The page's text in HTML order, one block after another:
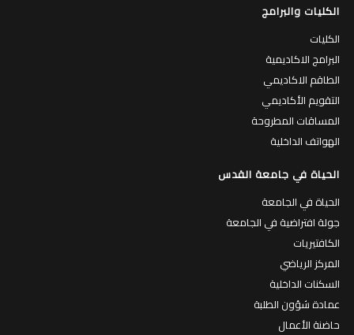
الكليات والبرامج
الكليات
البرامج الاكاديمية
الطاقم الاكاديمي
التقويم الأكاديمي
المساقات المطروحة
الهواتف الداخلية
الحياة في جامعة القدس
الحياة في الجامعة
جولة افتراضية في الجامعة
الكافتيريات
المركز الرياضي
السكنات الداخلية
عمادة شؤون الطلبة
حاضنة الأعمال